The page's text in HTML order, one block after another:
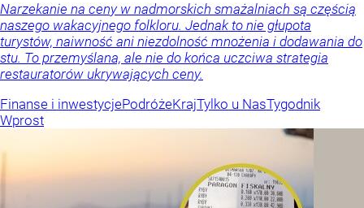
Narzekanie na ceny w nadmorskich smażalniach są częścią
naszego wakacyjnego folkloru. Jednak to nie głupota
turystów, naiwność ani niezdolność mnożenia i dodawania do
stu. To przemyślana, ale nie do końca uczciwa strategia
restauratorów ukrywających ceny.
Finanse i inwestycjePodróżeKrajTylko u NasTygodnik
Wprost